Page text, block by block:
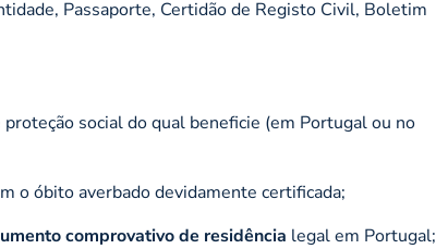
Passaporte, Certidão de Registo Civil, Boletim
social do qual beneficie (em Portugal ou no
o óbito averbado devidamente certificada;
comprovativo de residência legal em Portugal;